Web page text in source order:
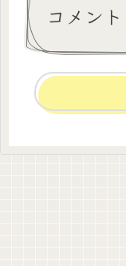
コメント